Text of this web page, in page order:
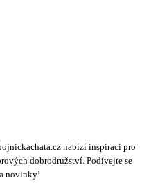
nabízí inspiraci pro
dobrodružství. Podívejte se
novinky!